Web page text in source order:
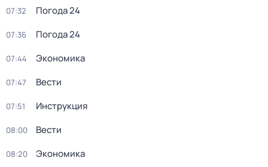
07:32 Погода 24
07:36 Погода 24
07:44 Экономика
07:47 Вести
07:51 Инструкция
08:00 Вести
08:20 Экономика